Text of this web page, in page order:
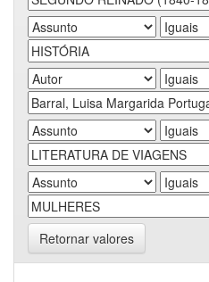
Retornar valores